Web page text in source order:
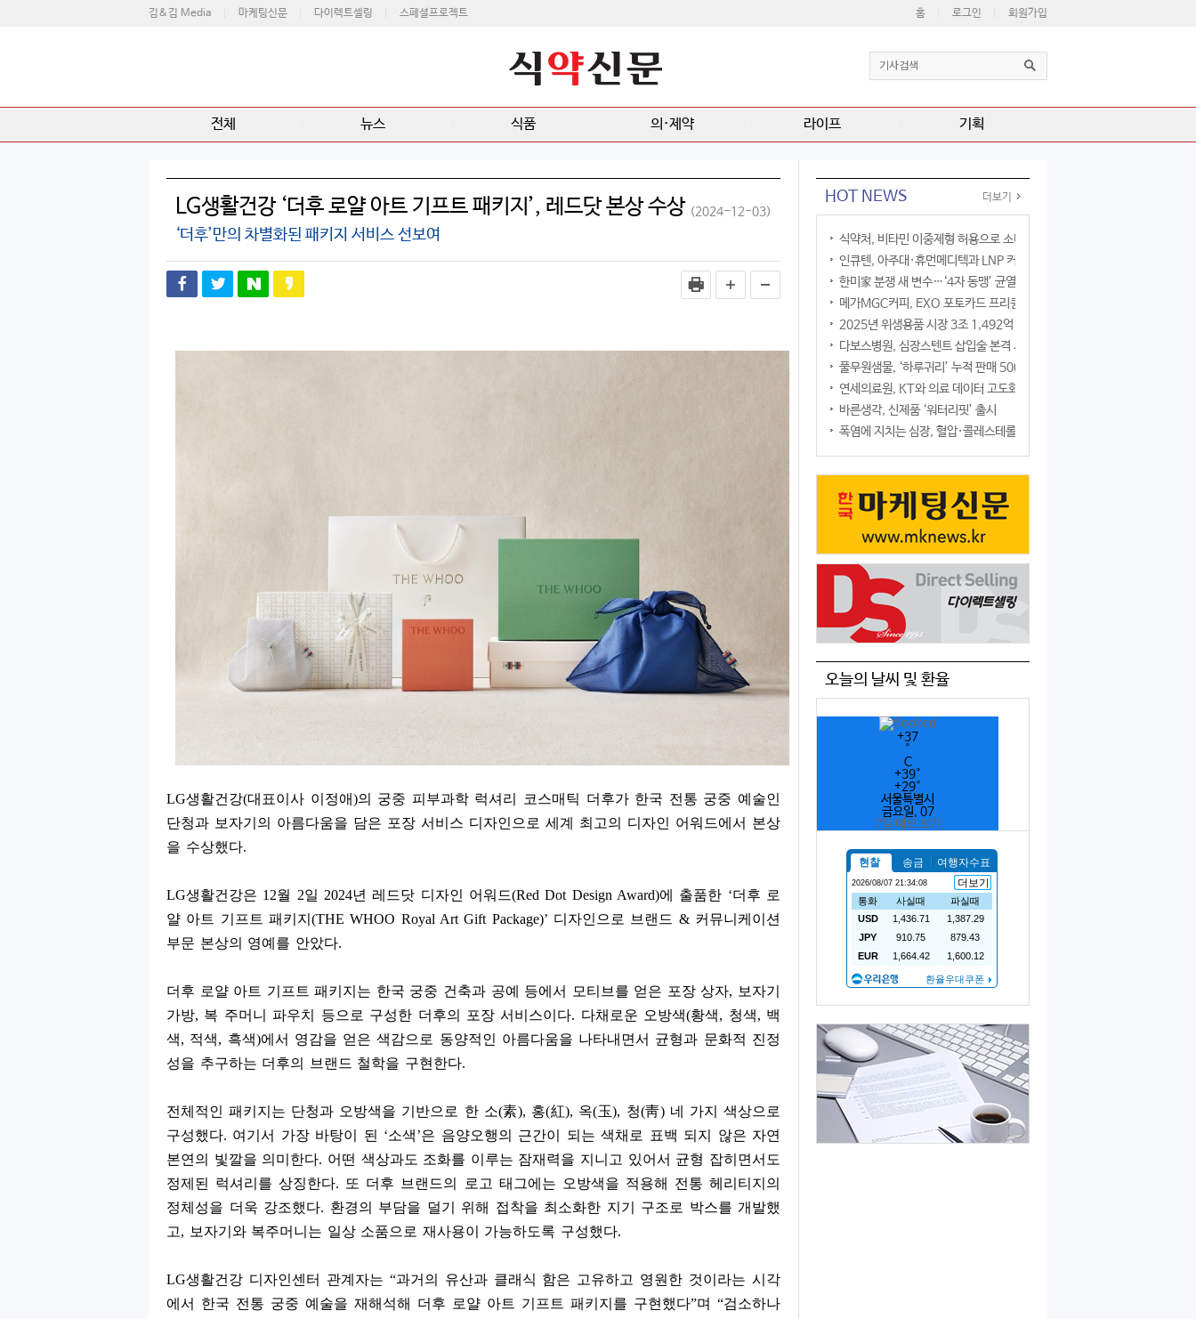
김&김 Media 마케팅신문 다이렉트셀링 스페셜프로젝트 홈 로그인 회원가입
전체 뉴스 식품 의·제약 라이프 기획
LG생활건강 ‘더후 로얄 아트 기프트 패키지’, 레드닷 본상 수상 (2024-12-03)
‘더후’만의 차별화된 패키지 서비스 선보여
LG생활건강(대표이사 이정애)의 궁중 피부과학 럭셔리 코스매틱 더후가 한국 전통 궁중 예술인
단청과 보자기의 아름다움을 담은 포장 서비스 디자인으로 세계 최고의 디자인 어워드에서 본상
을 수상했다.
LG생활건강은 12월 2일 2024년 레드닷 디자인 어워드(Red Dot Design Award)에 출품한 ‘더후 로
얄 아트 기프트 패키지 (THE WHOO Royal Art Gift Package)’ 디자인으로 브랜드 & 커뮤니케이션
부문 본상의 영예를 안았다.
더후 로얄 아트 기프트 패키지는 한국 궁중 건축과 공예 등에서 모티브를 얻은 포장 상자, 보자기
가방, 복 주머니 파우치 등으로 구성한 더후의 포장 서비스이다. 다채로운 오방색(황색, 청색, 백
색, 적색, 흑색)에서 영감을 얻은 색감으로 동양적인 아름다움을 나타내면서 균형과 문화적 진정
성을 추구하는 더후의 브랜드 철학을 구현한다.
전체적인 패키지는 단청과 오방색을 기반으로 한 소(素), 홍(紅), 옥(玉), 청(靑) 네 가지 색상으로
구성했다. 여기서 가장 바탕이 된 ‘소색’은 음양오행의 근간이 되는 색채로 표백 되지 않은 자연
본연의 빛깔을 의미한다. 어떤 색상과도 조화를 이루는 잠재력을 지니고 있어서 균형 잡히면서도
정제된 럭셔리를 상징한다. 또 더후 브랜드의 로고 태그에는 오방색을 적용해 전통 헤리티지의
정체성을 더욱 강조했다. 환경의 부담을 덜기 위해 접착을 최소화한 지기 구조로 박스를 개발했
고, 보자기와 복주머니는 일상 소품으로 재사용이 가능하도록 구성했다.
LG생활건강 디자인센터 관계자는 “과거의 유산과 클래식 함은 고유하고 영원한 것이라는 시각
에서 한국 전통 궁중 예술을 재해석해 더후 로얄 아트 기프트 패키지를 구현했다”며 “검소하나
HOT NEWS 더보기
식약처, 비타민 이중제형 허용으로 소비자 선택권 확대
인큐텐, 아주대·휴먼메디텍과 LNP 커큐민 공동연구
한미家 분쟁 새 변수…‘4자 동맹’ 균열 현실화
메가MGC커피, EXO 포토카드 프리퀀시 이벤트
2025년 위생용품 시장 3조 1,492억 원
다보스병원, 심장스텐트 삽입술 본격 시행
풀무원샘물, ‘하루귀리’ 누적 판매 500만 병 돌파
연세의료원, KT와 의료 데이터 고도화 협력
바른생각, 신제품 ‘워터리핏’ 출시
폭염에 지치는 심장, 혈압·콜레스테롤만 챙기면 될까?
오늘의 날씨 및 환율
+37
°
C
+39°
+29°
서울특별시
금요일, 07
7일 예보 보기